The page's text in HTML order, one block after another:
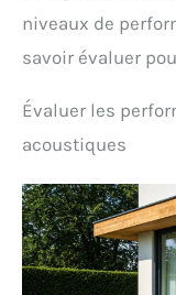
niveaux de
savoir évaluer
Évaluer les
acoustiques